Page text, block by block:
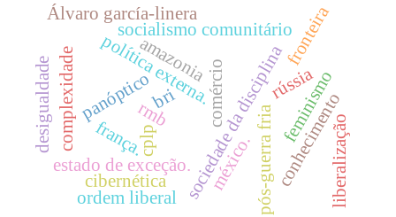
cplp sociedade da disciplina
rmb comércio
política externa.
pós-guerra fria
rússia
socialismo comunitário
Álvaro garcía-linera
estado de exceção.
bri
panóptico
méxico.
feminismo
conhecimento
fronteira
complexidade
desigualdade amazonia
frança.
cibernética liberalização
ordem liberal